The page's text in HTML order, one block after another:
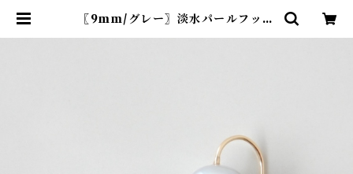
〖9mm/グレー〗淡水パールフック